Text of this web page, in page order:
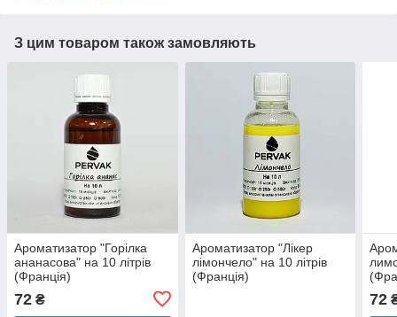
З цим товаром також замовляють
Ароматизатор "Горілка
ананасова" на 10 літрів
(Франція)
72 ₴
Ароматизатор "Лікер
лімончело" на 10 літрів
(Франція)
72